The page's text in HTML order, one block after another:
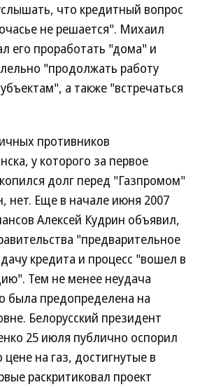
что кредитный вопрос
не решается". Михаил
его проработать "дома" и
"продолжать работу
а также "встречаться
противников
у которого за первое
долг перед "Газпромом"
нет. Еще в начале июня 2007
Алексей Кудрин объявил,
"предварительное
кредита и процесс "вошел в
Тем не менее неудача
была предопределена на
Белорусский президент
25 июля публично оспорил
на газ, достигнутые в
раскритиковал проект